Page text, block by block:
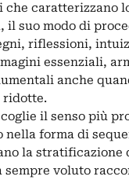
che caratterizzano
il suo modo di
riflessioni,
essenziali,
anche
ridotte.
il senso più
nella forma di
la stratificazione
sempre voluto